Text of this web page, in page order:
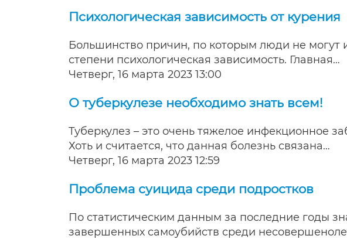
Психологическая зависимость от курения
Большинство причин, по которым люди не могут
степени психологическая зависимость. Главная…
Четверг, 16 марта 2023 13:00
О туберкулезе необходимо знать всем!
Туберкулез – это очень тяжелое инфекционное
Хоть и считается, что данная болезнь связана…
Четверг, 16 марта 2023 12:59
Проблема суицида среди подростков
По статистическим данным за последние годы
завершенных самоубийств среди